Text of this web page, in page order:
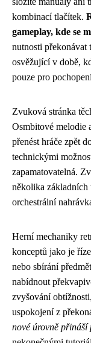
kombinací tlačítek.
gameplay, kde se
nutnosti překonávat
osvěžující v době,
pouze pro
Zvuková stránka
Osmbitové melodie
přenést hráče zpět
technickými
zapamatovatelná.
několika základních
orchestrální
Herní mechaniky
konceptů jako je
nebo sbírání
nabídnout
zvyšování
uspokojení z
nové úrovně přináší